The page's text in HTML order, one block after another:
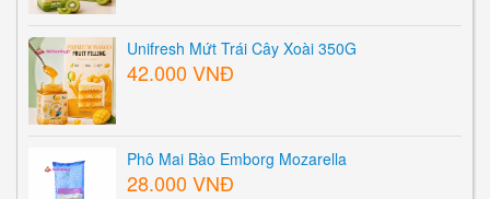
Unifresh Mứt Trái Cây Xoài 350G
42.000 VNĐ
Phô Mai Bào Emborg Mozarella
28.000 VNĐ